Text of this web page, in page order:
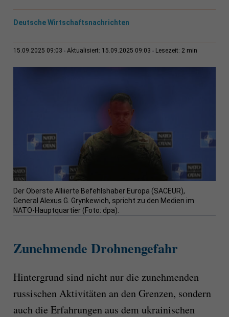
Deutsche Wirtschaftsnachrichten
15.09.2025 09:03 Aktualisiert: 15.09.2025 09:03 Lesezeit: 2 min
Der Oberste Alliierte Befehlshaber Europa (SACEUR),
General Alexus G. Grynkewich, spricht zu den Medien im
NATO-Hauptquartier (Foto: dpa).
Zunehmende Drohnengefahr
Hintergrund sind nicht nur die zunehmenden
russischen Aktivitäten an den Grenzen, sondern
auch die Erfahrungen aus dem ukrainischen